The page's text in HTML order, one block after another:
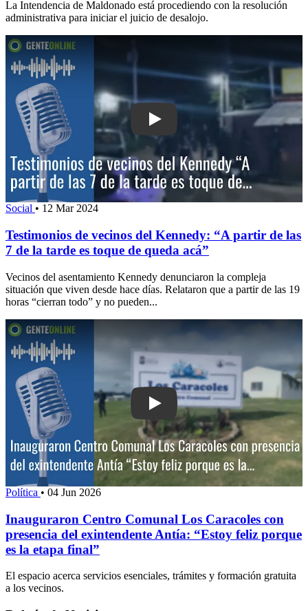
La Intendencia de Maldonado está procediendo con la resolución
administrativa para iniciar el juicio de desalojo.
Play: Testimonios de vecinos del
Social • 12 Mar 2024
Testimonios de vecinos del Kennedy: “A partir de las
7 de la tarde es toque de queda acá”
Vecinos del asentamiento Kennedy denunciaron la compleja
situación que viven desde hace días. Relataron que a partir de las 19
horas “cierran todo” y no pueden...
Play: Inauguraron Centro Comunal
Política • 04 Jun 2026
Inauguraron Centro Comunal Los Caracoles con
presencia del exintendente Antía: “Estoy feliz porque
es la etapa final”
El espacio acerca servicios esenciales, trámites y formación gratuita
a los vecinos.